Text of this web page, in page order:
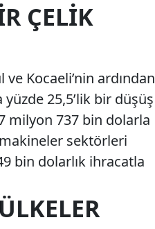
ÇELIK
Kocaeli’nin ardından
yüzde 25,5’lik bir düşüş
milyon 737 bin dolarla
sektörleri
bin dolarlık ihracatla